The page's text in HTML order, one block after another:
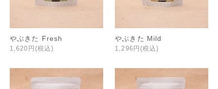
やぶきた Fresh
1,620円(税込)
やぶきた Mild
1,296円(税込)